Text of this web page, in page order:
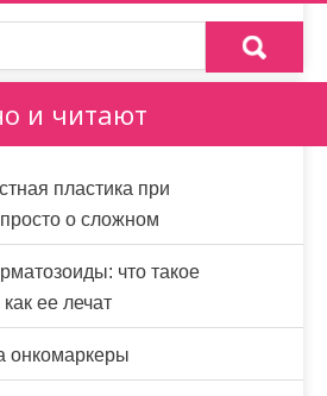
и читают
пластика при
о сложном
что такое
ее лечат
онкомаркеры